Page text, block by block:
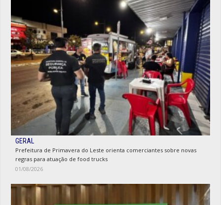
GERAL
Prefeitura de Primavera do Leste orienta comerciantes sobre novas
regras para atuação de food trucks
01/08/2026